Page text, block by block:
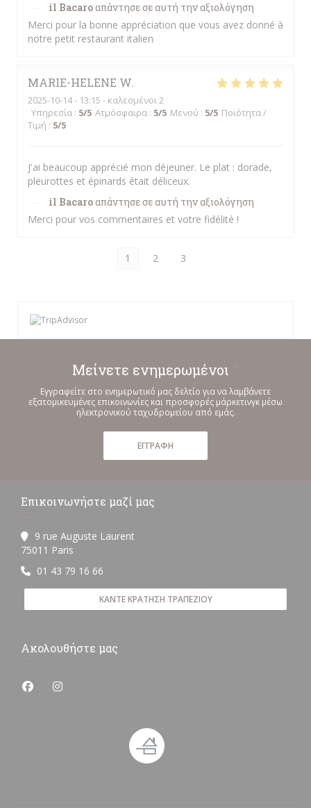
il Bacaroαπάντησε σε αυτή την αξιολόγηση
Merci pour la bonne appréciation que vous avez donné à
notre petit restaurant italien
MARIE-HELENE W
2025-10-14- 13:15 - καλεσμένοι 2
Υπηρεσία : 5/5 Ατμόσφαιρα : 5/5 Μενού : 5/5 Ποιότητα /
Τιμή : 5/5
J'ai beaucoup apprécié mon déjeuner. Le plat : dorade,
pleurottes et épinards était déliceux.
il Bacaroαπάντησε σε αυτή την αξιολόγηση
Merci pour vos commentaires et votre fidélité !
1 2 3
Μείνετε ενημερωμένοι
Εγγραφείτε στο ενημερωτικό μας δελτίο για να λαμβάνετε
εξατομικευμένες επικοινωνίες και προσφορές μάρκετινγκ μέσω
ηλεκτρονικού ταχυδρομείου από εμάς.
ΕΓΓΡΑΦΉ
Επικοινωνήστε μαζί μας
9 rue Auguste Laurent
75011 Paris
01 43 79 16 66
ΚΆΝΤΕ ΚΡΆΤΗΣΗ ΤΡΑΠΕΖΙΟΎ
Ακολουθήστε μας
Facebook ((ανοίγει σε νέο παράθυρο))
Instagram ((ανοίγει σε νέο παράθυρο))